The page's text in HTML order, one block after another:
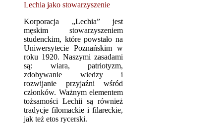
Lechia jako stowarzyszenie
Korporacja „Lechia” jest
męskim stowarzyszeniem
studenckim, które powstało na
Uniwersytecie Poznańskim w
roku 1920. Naszymi zasadami
są: wiara, patriotyzm,
zdobywanie wiedzy i
rozwijanie przyjaźni wśród
członków. Ważnym elementem
tożsamości Lechii są również
tradycje filomackie i filareckie,
jak też etos rycerski.